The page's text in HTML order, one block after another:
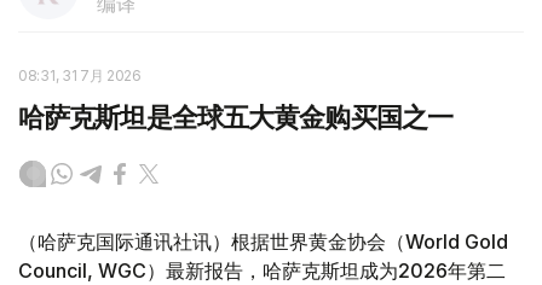
08:31, 31 7月 2026
哈萨克斯坦是全球五大黄金购买国之一
（哈萨克国际通讯社讯）根据世界黄金协会（World Gold
Council, WGC）最新报告，哈萨克斯坦成为2026年第二